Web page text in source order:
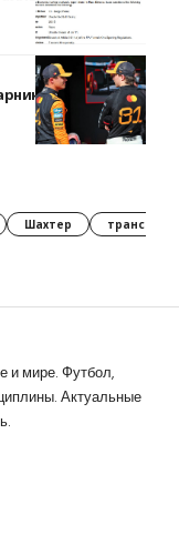
нет
Шахтер трансферы
и мире. Футбол,
Актуальные